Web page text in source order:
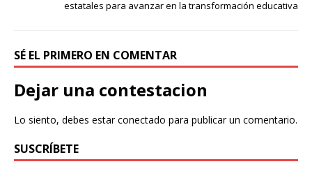
estatales para avanzar en la transformación educativa
SÉ EL PRIMERO EN COMENTAR
Dejar una contestacion
Lo siento, debes estarconectado para publicar un comentario.
SUSCRÍBETE